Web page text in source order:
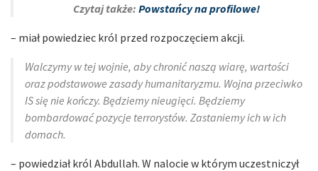
Czytaj także: Powstańcy na profilowe!
– miał powiedziec król przed rozpoczęciem akcji.
Walczymy w tej wojnie, aby chronić naszą wiarę, wartości
oraz podstawowe zasady humanitaryzmu. Wojna przeciwko
IS się nie kończy. Będziemy nieugięci. Będziemy
bombardować pozycje terrorystów. Zastaniemy ich w ich
domach.
– powiedział król Abdullah. W nalocie w którym uczestniczył